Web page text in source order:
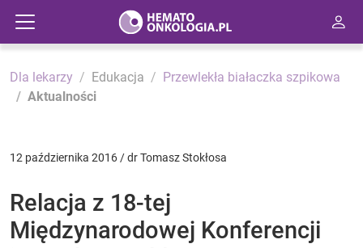
Dla lekarzy Edukacja
Przewlekła białaczka szpikowa
Aktualności
12 października 2016 / dr Tomasz Stokłosa
Relacja z 18-tej
Międzynarodowej Konferencji